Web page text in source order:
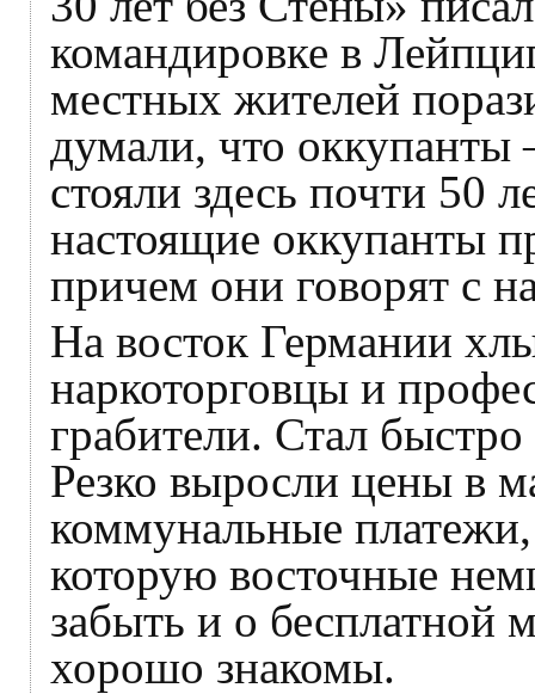
командировке в
местных жителей
думали, что оккупанты
стояли здесь почти 50
настоящие оккупанты
причем они говорят с
На восток Германии
наркоторговцы и
грабители. Стал
Резко выросли цены в
коммунальные платежи,
которую восточные
забыть и о бесплатной
хорошо знакомы.